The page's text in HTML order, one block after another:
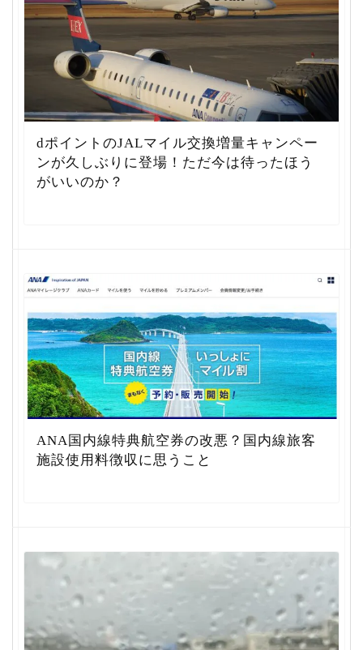
dポイントのJALマイル交換増量キャンペー
ンが久しぶりに登場！ただ今は待ったほう
がいいのか？
ANA国内線特典航空券の改悪？国内線旅客
施設使用料徴収に思うこと